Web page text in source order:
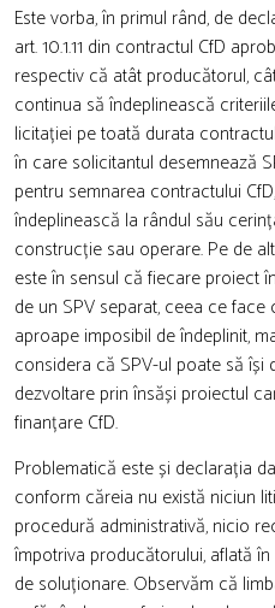
Este vorba, în primul rând, de
art. 10.1.11 din contractul CfD
respectiv că atât producătorul,
continua să îndeplinească
licitației pe toată durata
în care solicitantul desemnează
pentru semnarea contractului
îndeplinească la rândul său
construcție sau operare. Pe de
este în sensul că fiecare proiect
de un SPV separat, ceea ce
aproape imposibil de îndeplinit,
considera că SPV-ul poate să își
dezvoltare prin însăși proiectul
finanțare CfD.
Problematică este și declarația
conform căreia nu există niciun
procedură administrativă, nicio
împotriva producătorului, aflată
de soluționare. Observăm că